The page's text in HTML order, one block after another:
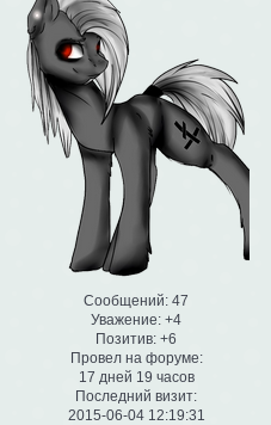
Сообщений: 47
Уважение: +4
Позитив: +6
Провел на форуме:
17 дней 19 часов
Последний визит:
2015-06-04 12:19:31